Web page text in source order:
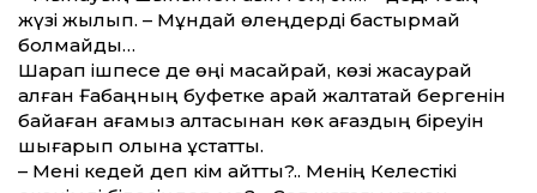
жүзі жылып. – Мұндай өлеңдерді бастырмай
болмайды…
Шарап ішпесе де өңі масайрай, көзі жасаурай
қалған Ғабаңның буфетке қарай жалтақтай бергенін
байқаған ағамыз қалтасынан көк қағаздың біреуін
шығарып қолына ұстатты.
– Мені кедей деп кім айтты?.. Менің Келестікі